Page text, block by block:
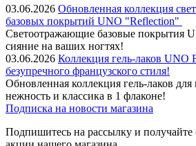
03.06.2026 Обновленная коллекция
базовых покрытий UNO "Reflection"
Cветоотражающие базовые покрытия
сияние на ваших ногтях!
03.06.2026 Коллекция гель-лаков UNO
безупречного французского стиля!
Обновленная коллекция гель-лаков
нежность и классика в 1 флаконе!
Подписка на новости магазина
Подпишитесь на рассылку и получайте